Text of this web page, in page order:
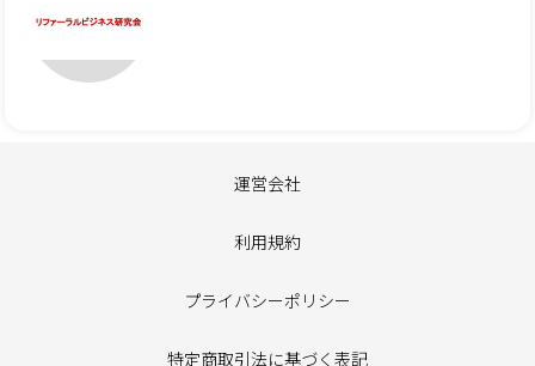
運営会社
利用規約
プライバシーポリシー
特定商取引法に基づく表記